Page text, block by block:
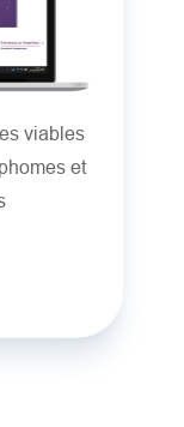
viables
et